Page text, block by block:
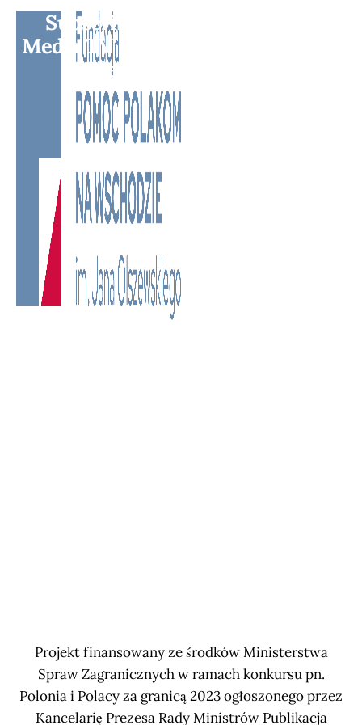
Subscribe to BM TV - Bridge
Media TV - Wielokulturowy kanał
telewizyjny na Litwie
Projekt finansowany ze środków Ministerstwa
Spraw Zagranicznych w ramach konkursu pn.
Polonia i Polacy za granicą 2023 ogłoszonego przez
Kancelarię Prezesa Rady Ministrów Publikacja